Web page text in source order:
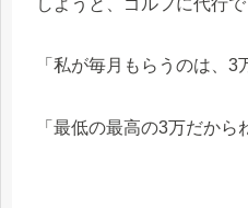
「私が毎月もらうのは、3
「最低の最高の3万だから